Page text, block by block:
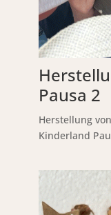
Pausa 2
Herstellung
Kinderland